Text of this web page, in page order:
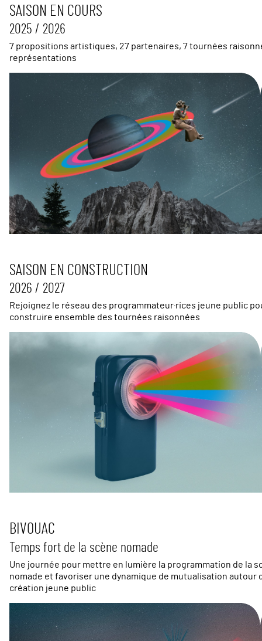
SAISON EN COURS
2025 / 2026
7 propositions artistiques, 27 partenaires, 7 tournées
représentations
SAISON EN CONSTRUCTION
2026 / 2027
Rejoignez le réseau des programmateur·rices jeune public
construire ensemble des tournées raisonnées
BIVOUAC
Temps fort de la scène nomade
Une journée pour mettre en lumière la programmation de la
nomade et favoriser une dynamique de mutualisation autour
création jeune public